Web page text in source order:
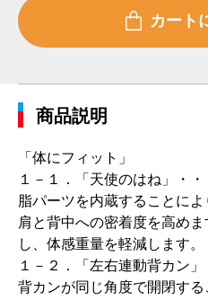
商品説明
「体にフィット」
１－１．「天使のはね」・
脂パーツを内蔵することに
肩と背中への密着度を高め
し、体感重量を軽減します。
１－２．「左右連動背カン
背カンが同じ角度で開閉する